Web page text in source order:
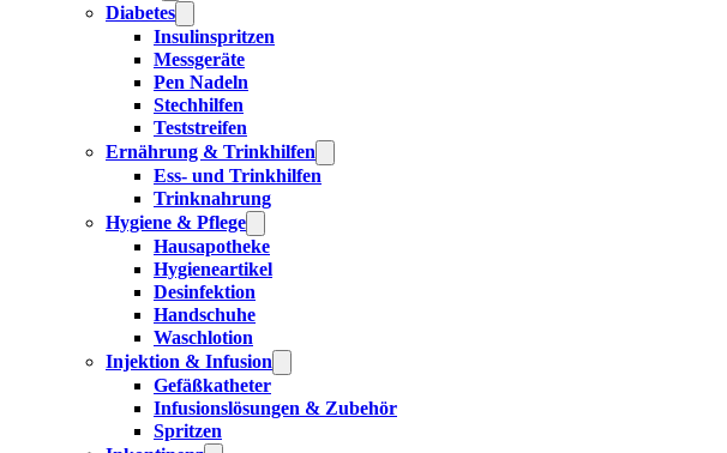
Diabetes
Insulinspritzen
Messgeräte
Pen Nadeln
Stechhilfen
Teststreifen
Ernährung & Trinkhilfen
Ess- und Trinkhilfen
Trinknahrung
Hygiene & Pflege
Hausapotheke
Hygieneartikel
Desinfektion
Handschuhe
Waschlotion
Injektion & Infusion
Gefäßkatheter
Infusionslösungen & Zubehör
Spritzen